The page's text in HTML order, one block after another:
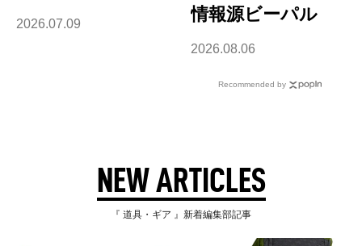
2026.07.09
情報源ビーパル
2026.08.06
Recommended by
NEW ARTICLES
『 道具・ギア 』新着編集部記事